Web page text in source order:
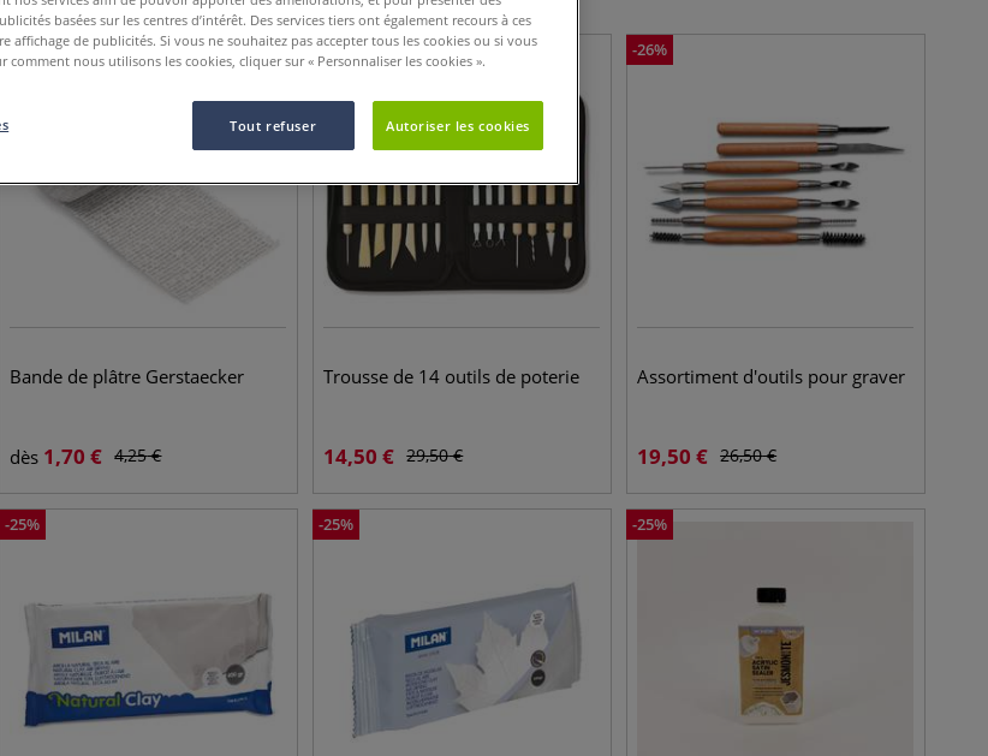
JUSQU'À-60%
Bande de plâtre Gerstaecker
dès 1,70 € 4,25€
-51%
Trousse de 14 outils de poterie
14,50 € 29,50€
-26%
Assortiment d'outils pour graver
19,50 € 26,50€
-25% -25% -25%
basées sur les centres d’intérêt. Des services tiers ont également recours à ces
affichage de publicités. Si vous ne souhaitez pas accepter tous les cookies ou si vous
comment nous utilisons les cookies, cliquer sur « Personnaliser les cookies ».
Tout refuser Autoriser les cookies